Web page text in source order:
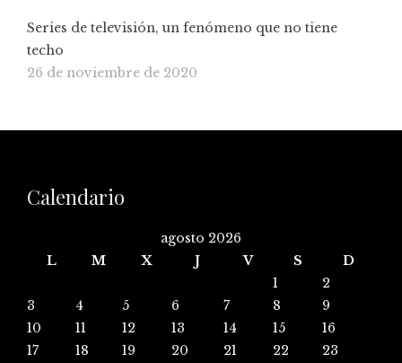
Series de televisión, un fenómeno que no tiene
techo
26 de noviembre de 2020
Calendario
agosto 2026
L
M X J V S
D
1
2
3
4 5 6 7 8
9
10
11 12 13 14 15
16
17
18 19 20 21 22
23